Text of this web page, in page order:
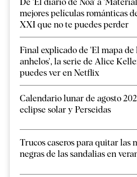
mejores películas románticas
XXI que no te puedes perder
Final explicado de 'El mapa de
anhelos', la serie de Alice
puedes ver en Netflix
Calendario lunar de agosto
eclipse solar y Perseidas
Trucos caseros para quitar las
negras de las sandalias en